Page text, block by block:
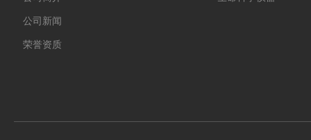
公司新闻
荣誉资质